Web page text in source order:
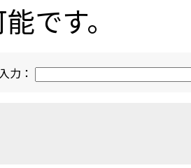
です。
力：